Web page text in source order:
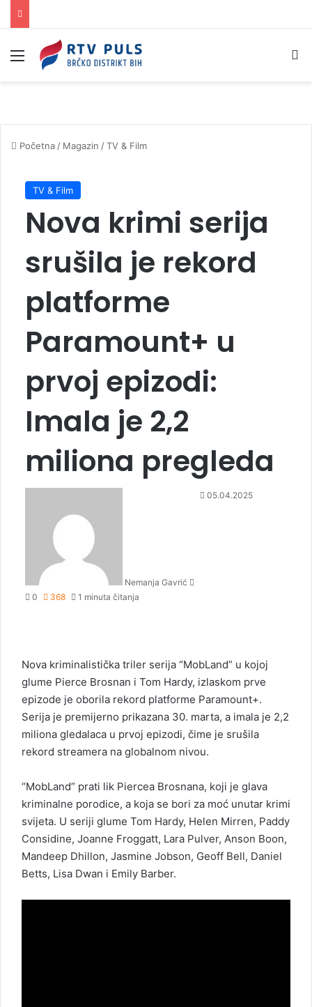
Izbornik
Početna / Magazin /TV & Film
TV & Film
Nova krimi serija
srušila je rekord
platforme
Paramount+ u
prvoj epizodi:
Imala je 2,2
miliona pregleda
Nemanja Gavrić
05.04.2025
0 368 1 minuta čitanja
Nova kriminalistička triler serija “MobLand” u kojoj
glume Pierce Brosnan i Tom Hardy, izlaskom prve
epizode je oborila rekord platforme Paramount+.
Serija je premijerno prikazana 30. marta, a imala je 2,2
miliona gledalaca u prvoj epizodi, čime je srušila
rekord streamera na globalnom nivou.
“MobLand” prati lik Piercea Brosnana, koji je glava
kriminalne porodice, a koja se bori za moć unutar krimi
svijeta. U seriji glume Tom Hardy, Helen Mirren, Paddy
Considine, Joanne Froggatt, Lara Pulver, Anson Boon,
Mandeep Dhillon, Jasmine Jobson, Geoff Bell, Daniel
Betts, Lisa Dwan i Emily Barber.